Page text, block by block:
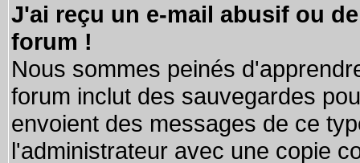
J'ai reçu un e-mail abusif ou
forum !
Nous sommes peinés
forum inclut des sauvegardes
envoient des messages de ce
l'administrateur avec une copie